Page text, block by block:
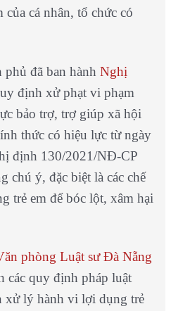
của cá nhân, tổ chức có
đã ban hành Nghị
định xử phạt vi phạm
bảo trợ, trợ giúp xã hội
thức có hiệu lực từ ngày
định 130/2021/NĐ-CP
chú ý, đặc biệt là các chế
trẻ em để bóc lột, xâm hại
phòng Luật sư Đà Nẵng
các quy định pháp luật
xử lý hành vi lợi dụng trẻ